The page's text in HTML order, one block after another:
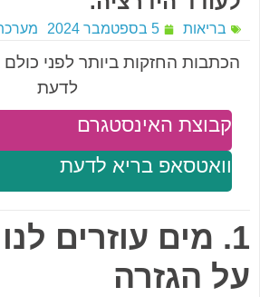
בריאות 5 בספטמבר 2024
הכתבות החזקות ביותר לפני
לדעת
וואטסאפ בריא לדעת
קבוצת האינסטגרם
1. מים עוזרים
על הגזרה